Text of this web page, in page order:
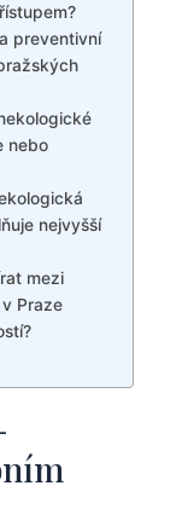
preventivní
‍nebo
nejvyšší
‌mezi
Praze